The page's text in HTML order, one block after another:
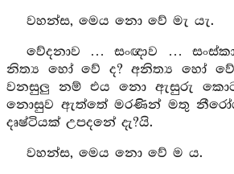
වහන්ස, මෙය නො වේ මැ යැ.
වේදනාව … සංඥාව …
නිත්‍ය හෝ වේ ද? අනිත්‍ය හෝ
වනසුලු නම් එය නො ඇසුරු
නොසුව ඇත්තේ මරණින් මතු
දෘෂ්ටියක් උපදනේ දැ?යි.
වහන්ස, මෙය නො වේ ම ය.